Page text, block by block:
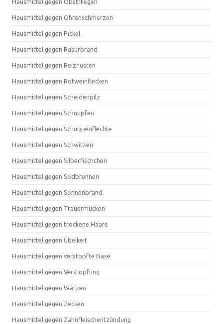
Hausmittel gegen Ohrenschmerzen
Hausmittel gegen Pickel
Hausmittel gegen Rasurbrand
Hausmittel gegen Reizhusten
Hausmittel gegen Rotweinflecken
Hausmittel gegen Scheidenpilz
Hausmittel gegen Schnupfen
Hausmittel gegen Schuppenflechte
Hausmittel gegen Schwitzen
Hausmittel gegen Silberfischchen
Hausmittel gegen Sodbrennen
Hausmittel gegen Sonnenbrand
Hausmittel gegen Trauermücken
Hausmittel gegen trockene Haare
Hausmittel gegen Übelkeit
Hausmittel gegen verstopfte Nase
Hausmittel gegen Verstopfung
Hausmittel gegen Warzen
Hausmittel gegen Zecken
Hausmittel gegen Zahnfleischentzündung